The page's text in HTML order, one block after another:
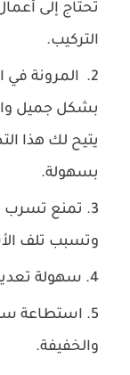
تحتاج إلى
التركيب.
المرونة
بشكل جميل
يتيح لك هذا
بسهولة.
تمنع تسرب
وتسبب تلف
سهولة
استطاعة
والخفيفة.